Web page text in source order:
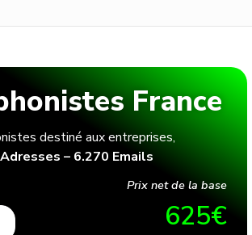
France
destiné aux entreprises,
– 6.270 Emails
Prix net de la base
625€